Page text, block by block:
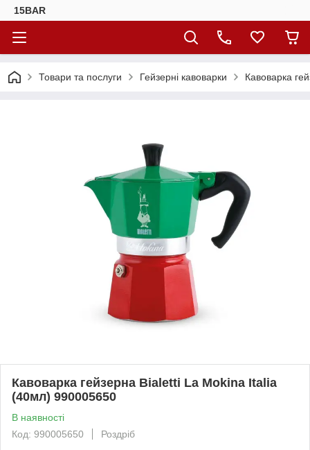
15BAR
Товари та послуги Гейзерні кавоварки Кавоварка
Кавоварка гейзерна Bialetti La Mokina Italia
(40мл) 990005650
В наявності
Код: 990005650
Роздріб